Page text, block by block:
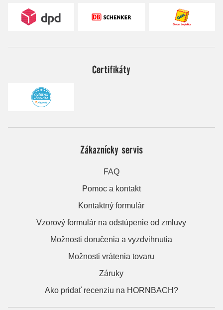
Certifikáty
Zákaznícky servis
FAQ
Pomoc a kontakt
Kontaktný formulár
Vzorový formulár na odstúpenie od zmluvy
Možnosti doručenia a vyzdvihnutia
Možnosti vrátenia tovaru
Záruky
Ako pridať recenziu na HORNBACH?